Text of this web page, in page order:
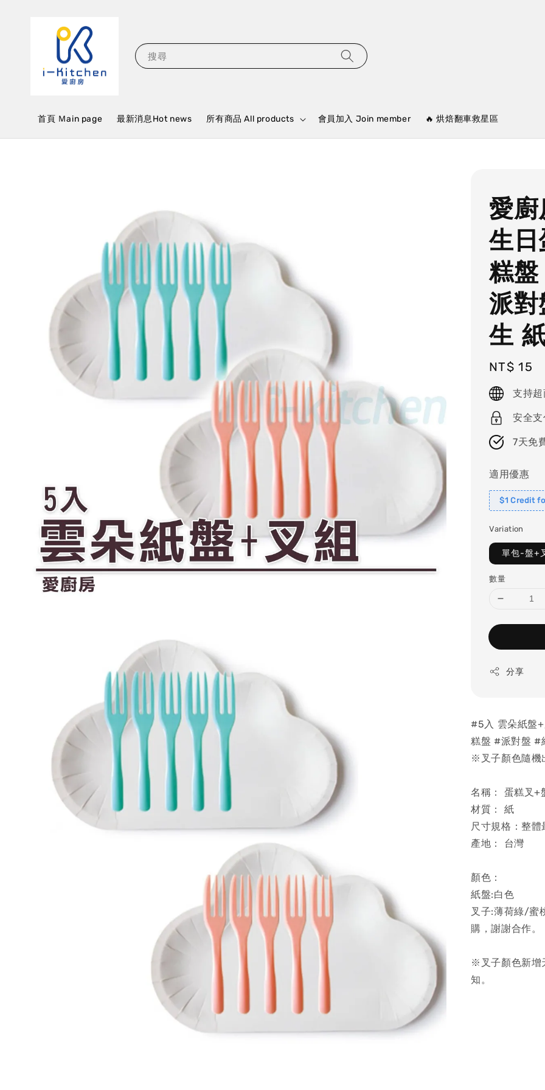
搜尋
首頁 Ｍain page 最新消息Hot news 所有商品 All products 會員加入 Join member 🔥 烘焙翻車救星區
愛
生日
糕盤
派
生
Regular
price
NT$ 15
支持
安全
7天免
適用優惠
$1 Credit
Variation
單包-盤+
數量
分享
#5入 雲朵紙盤
糕盤 #派對盤 #
※叉子顏色隨機
名稱： 蛋糕叉+
材質： 紙
尺寸規格：整
產地： 台灣
顏色：
紙盤:白色
叉子:薄荷綠/蜜
購，謝謝合作。
※叉子顏色新增
知。